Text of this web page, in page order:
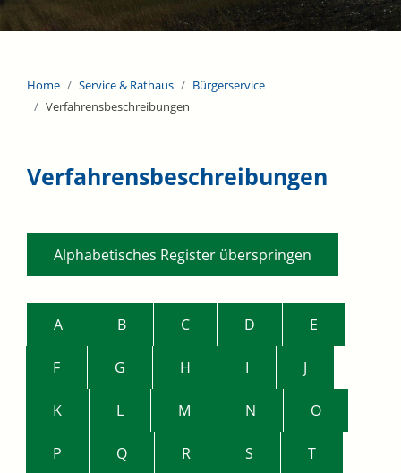
Home Service & Rathaus
Bürgerservice
Verfahrensbeschreibungen
Verfahrensbeschreibungen
Alphabetisches Register überspringen
A B C D E
F G H I J
K L M N O
P Q R S T